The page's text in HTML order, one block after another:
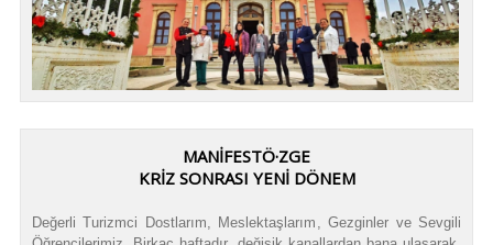
MANİFESTÖ·ZGE
KRİZ SONRASI YENİ DÖNEM
Değerli Turizmci Dostlarım, Meslektaşlarım, Gezginler ve Sevgili